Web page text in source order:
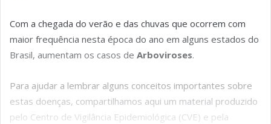
o
o
k
A
p
p
n
g
e
r
r d
I
n
i
n
k
Com a chegada do verão e das chuvas que ocorrem com
maior frequência nesta época do ano em alguns estados do
Brasil, aumentam os casos de Arboviroses.
Para ajudar a lembrar alguns conceitos importantes sobre
estas doenças, compartilhamos aqui um material produzido
pelo Centro de Vigilância Epidemiológica (CVE) e pela